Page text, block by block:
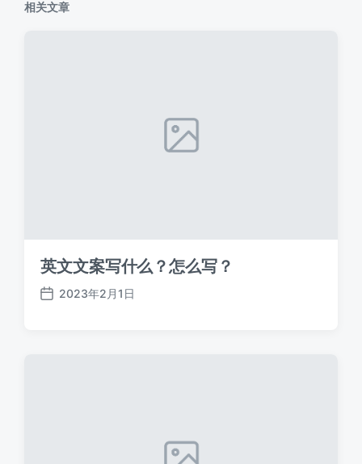
相关文章
英文文案写什么？怎么写？
发
2023年2月1日